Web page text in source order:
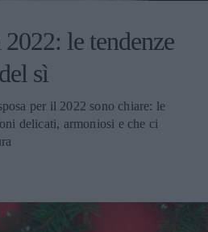
le tendenze
sì
per il 2022 sono chiare: le
delicati, armoniosi e che ci